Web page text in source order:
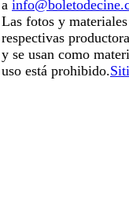
a
Las fotos y
respectivas
y se usan como
uso está prohibido.